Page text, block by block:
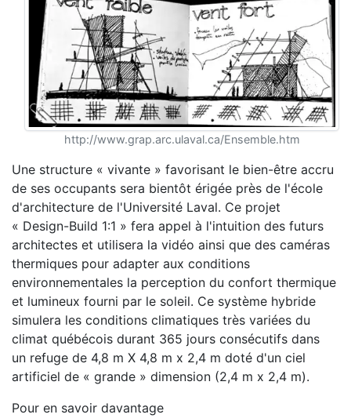
http://www.grap.arc.ulaval.ca/Ensemble.htm
Une structure « vivante » favorisant le bien-être accru
de ses occupants sera bientôt érigée près de l'école
d'architecture de l'Université Laval. Ce projet
« Design-Build 1:1 » fera appel à l'intuition des futurs
architectes et utilisera la vidéo ainsi que des caméras
thermiques pour adapter aux conditions
environnementales la perception du confort thermique
et lumineux fourni par le soleil. Ce système hybride
simulera les conditions climatiques très variées du
climat québécois durant 365 jours consécutifs dans
un refuge de 4,8 m X 4,8 m x 2,4 m doté d'un ciel
artificiel de « grande » dimension (2,4 m x 2,4 m).
Pour en savoir davantage